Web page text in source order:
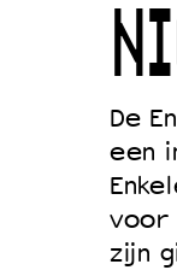
De
een
voor
zijn